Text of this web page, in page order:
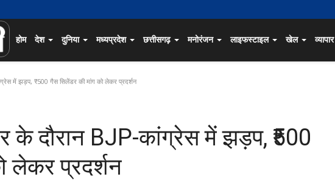
होम देश दुनिया मध्यप्रदेश छत्तीसगढ़ मनोरंजन लाइफस्टाइल खेल व्यापार
में झड़प, ₹500 गैस सिलेंडर की मांग को लेकर प्रदर्शन
के दौरान BJP-कांग्रेस में झड़प, ₹500
लेकर प्रदर्शन